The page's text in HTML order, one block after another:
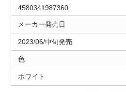
4580341987360
メーカー発売日
2023/06/中旬発売
色
ホワイト